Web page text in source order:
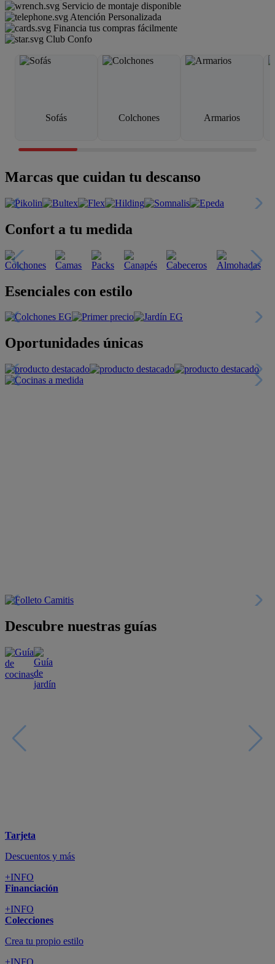
Servicio de montaje disponible
Atención Personalizada
Financia tus compras fácilmente
Club Confo
Sofás Colchones Armarios
Marcas que cuidan tu descanso
Confort a tu medida
Esenciales con estilo
Oportunidades únicas
Descubre nuestras guías
Tarjeta
Descuentos y más
+INFO
Colecciones
+INFO
Catálogos
Miles de productos
+INFO
Por teléfono
Llámanos y compra
+INFO
Nueva app